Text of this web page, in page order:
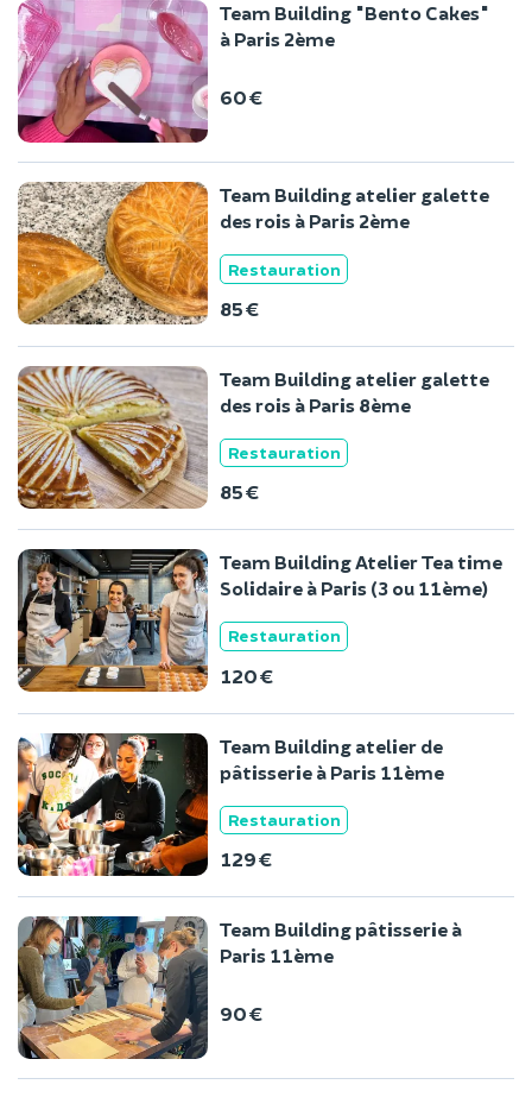
Team Building "Bento Cakes"
à Paris 2ème
60 €
Team Building atelier galette
des rois à Paris 2ème
Restauration
85 €
Team Building atelier galette
des rois à Paris 8ème
Restauration
85 €
Team Building Atelier Tea time
Solidaire à Paris (3 ou 11ème)
Restauration
120 €
Team Building atelier de
pâtisserie à Paris 11ème
Restauration
129 €
Team Building pâtisserie à
Paris 11ème
90 €